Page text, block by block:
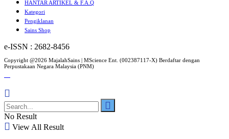
HANTAR ARTIKEL & F.A.Q
Kategori
Pengiklanan
Sains Shop
e-ISSN : 2682-8456
Copyright @2026 MajalahSains | MScience Ent. (002387117-X) Berdaftar dengan
Perpustakaan Negara Malaysia (PNM)
No Result
View All Result